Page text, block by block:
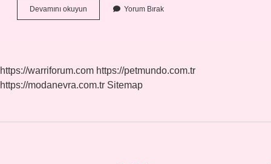
Devamını okuyun
Iç
Yorum Bırak
https://warriforum.com https://petmundo.com.tr
https://modanevra.com.tr Sitemap